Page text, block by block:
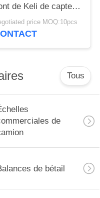
de Keli de capteur
pression de
de
price MOQ:10pcs
Tous
de
de bétail